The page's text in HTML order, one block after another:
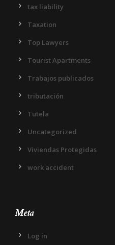
tax liability
Taxation
Top Lawyers
Tourist Apartments
Trabajos publicados
tributación
Tutela
Uncategorized
Viviendas Protegidas
work accident
Meta
Log in